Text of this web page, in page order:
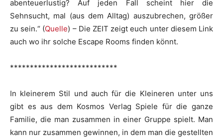
abenteuerlustig? Auf jeden Fall scheint hier die
Sehnsucht, mal (aus dem Alltag) auszubrechen, größer
zu sein.“ (Quelle) – Die ZEIT zeigt euch unter diesem Link
auch wo ihr solche Escape Rooms finden könnt.
***************************
In kleinerem Stil und auch für die Kleineren unter uns
gibt es aus dem Kosmos Verlag Spiele für die ganze
Familie, die man zusammen in einer Gruppe spielt. Man
kann nur zusammen gewinnen, in dem man die gestellten